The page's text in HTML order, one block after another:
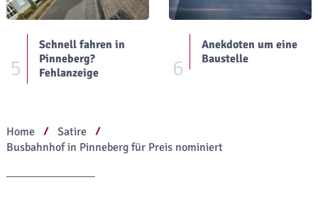
5
Schnell fahren in
Pinneberg?
Fehlanzeige
6
Anekdoten um eine
Baustelle
Home
Satire
Busbahnhof in Pinneberg für Preis nominiert